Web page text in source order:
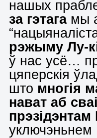
нашых
за гэтагамы
рэжыму Лу-
ў нас усё…
цяперскія
што многія
нават аб
прэзідэнтам
уключэньнем